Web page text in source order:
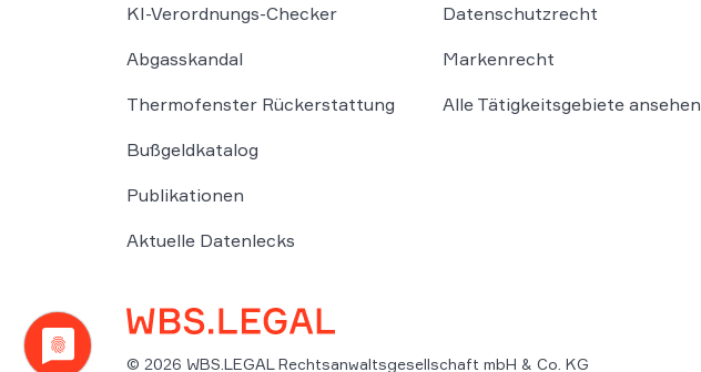
KI-Verordnungs-Checker
Abgasskandal
Thermofenster Rückerstattung
Bußgeldkatalog
Publikationen
Aktuelle Datenlecks
Datenschutzrecht
Markenrecht
Alle Tätigkeitsgebiete ansehen
© 2026 WBS.LEGAL Rechtsanwaltsgesellschaft mbH & Co. KG